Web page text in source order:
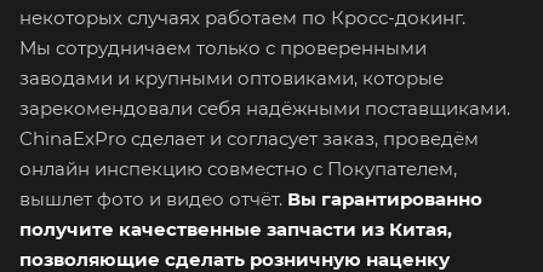
некоторых случаях работаем по Кросс-докинг.
Мы сотрудничаем только с проверенными
заводами и крупными оптовиками, которые
зарекомендовали себя надёжными поставщиками.
ChinaExPro сделает и согласует заказ, проведём
онлайн инспекцию совместно с Покупателем,
вышлет фото и видео отчёт. Вы гарантированно
получите качественные запчасти из Китая,
позволяющие сделать розничную наценку